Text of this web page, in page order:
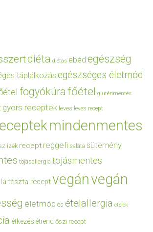
diéta diétás ebéd egészség
táplálkozás egészséges életmód
fogyókúrafőétel gluténmentes
gyors receptek leves leves recept
mindenmentes
ízek recept reggeli saláta sütemény
tojásallergia tojásmentes
tészta receptvegánvegán
életmód és ételallergia ételek
étkezés étrend őszi recept